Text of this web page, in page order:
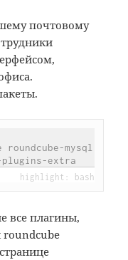
почтовому
mysql
plugins-extra
все плагины,
roundcube